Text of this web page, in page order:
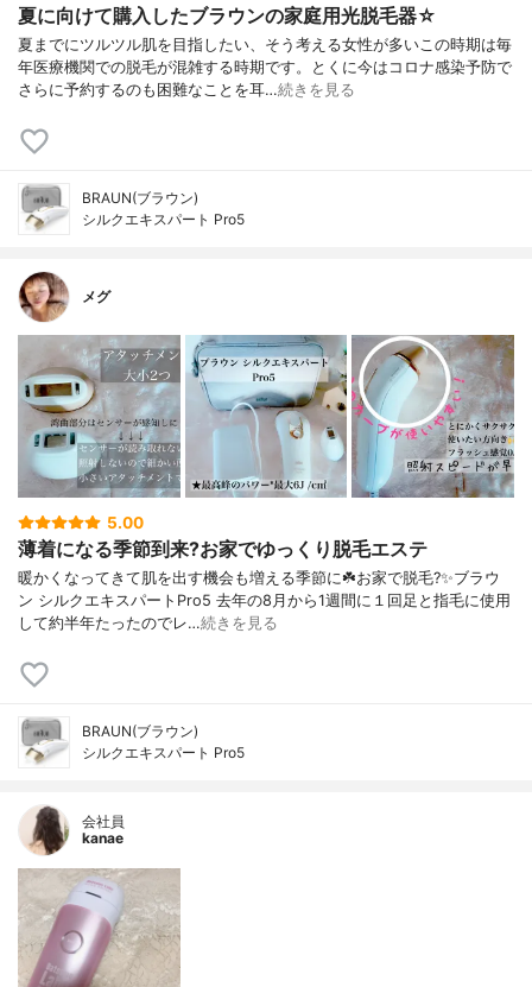
夏に向けて購入したブラウンの家庭用光脱毛器☆
夏までにツルツル肌を目指したい、そう考える女性が多いこの時期は毎
年医療機関での脱毛が混雑する時期です。とくに今はコロナ感染予防で
さらに予約するのも困難なことを耳…続きを見る
BRAUN(ブラウン)
シルクエキスパート Pro5
メグ
5.00
薄着になる季節到来?お家でゆっくり脱毛エステ
暖かくなってきて肌を出す機会も増える季節に☘️お家で脱毛?✨ブラウ
ン シルクエキスパートPro5 去年の8月から1週間に１回足と指毛に使用
して約半年たったのでレ…続きを見る
BRAUN(ブラウン)
シルクエキスパート Pro5
会社員
kanae